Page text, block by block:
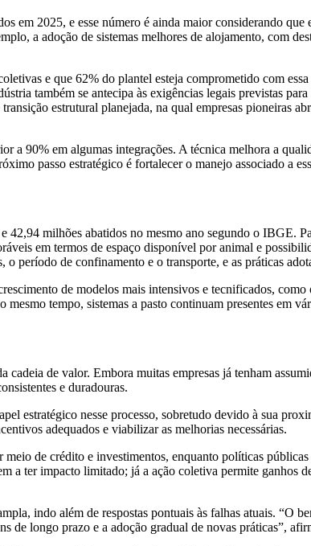
2025, e esse número é ainda maior considerando que
a adoção de sistemas melhores de alojamento, com
e que 62% do plantel esteja comprometido com
também se antecipa às exigências legais previstas
estrutural planejada, na qual empresas pioneiras
90% em algumas integrações. A técnica melhora a
passo estratégico é fortalecer o manejo associado a
milhões abatidos no mesmo ano segundo o IBGE.
em termos de espaço disponível por animal e
período de confinamento e o transporte, e as práticas
de modelos mais intensivos e tecnificados, como
tempo, sistemas a pasto continuam presentes em
de valor. Embora muitas empresas já tenham
e duradouras.
estratégico nesse processo, sobretudo devido à sua
adequados e viabilizar as melhorias necessárias.
de crédito e investimentos, enquanto políticas
ter impacto limitado; já a ação coletiva permite ganhos
indo além de respostas pontuais às falhas atuais. “O
de longo prazo e a adoção gradual de novas práticas”,